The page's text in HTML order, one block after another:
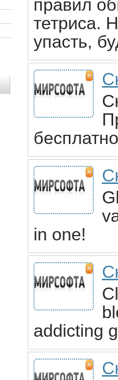
правил
тетриса.
упасть,
in one!
addicting